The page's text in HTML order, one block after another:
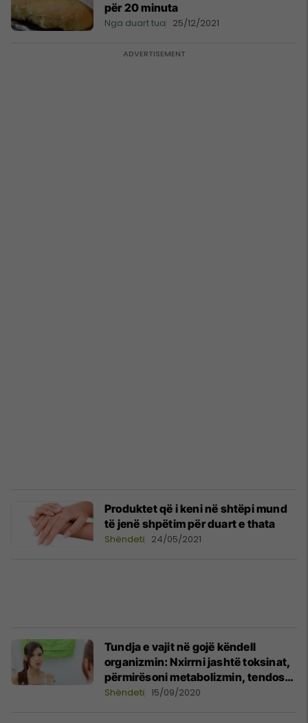
për 20 minuta
Nga duart tua 25/12/2021
Produktet që i keni në shtëpi mund
të jenë shpëtim për duart e thata
Shëndeti 24/05/2021
Tundja e vajit në gojë këndell
organizmin: Nxirrni jashtë toksinat,
përmirësoni metabolizmin, tendosni
fytyrën!
Shëndeti 15/09/2020